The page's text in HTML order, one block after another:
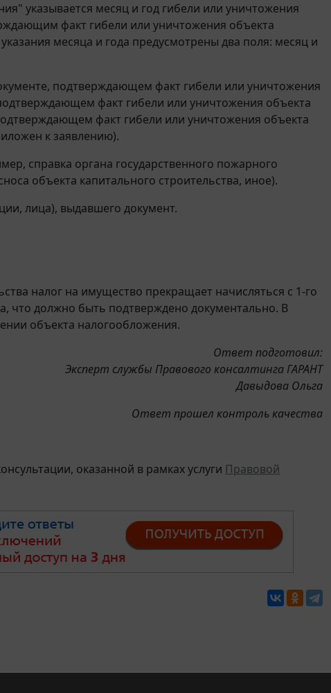
указывается месяц и год гибели или уничтожения
факт гибели или уничтожения объекта
месяца и года предусмотрены два поля: месяц и
подтверждающем факт гибели или уничтожения
факт гибели или уничтожения объекта
факт гибели или уничтожения объекта
к заявлению).
справка органа государственного пожарного
объекта капитального строительства, иное).
лица), выдавшего документ.
налог на имущество прекращает начисляться с 1-го
что должно быть подтверждено документально. В
объекта налогообложения.
Ответ подготовил:
Эксперт службы Правового консалтинга ГАРАНТ
Давыдова Ольга
Ответ прошел контроль качества
оказанной в рамках услуги Правовой